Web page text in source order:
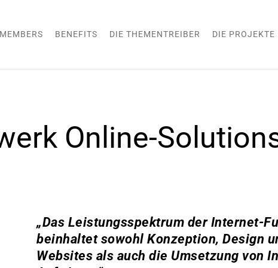
MEMBERS BENEFITS DIE THEMENTREIBER DIE PROJEKTE
Online-
„Das Leistungsspektrum der Internet-
beinhaltet sowohl Konzeption, Design
Websites als auch die Umsetzung von